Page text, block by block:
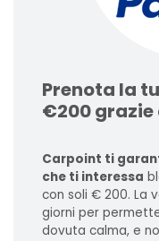
Prenota la
€200 grazie
Carpoint ti
che ti interessa
con soli € 200. La
giorni per
dovuta calma, e